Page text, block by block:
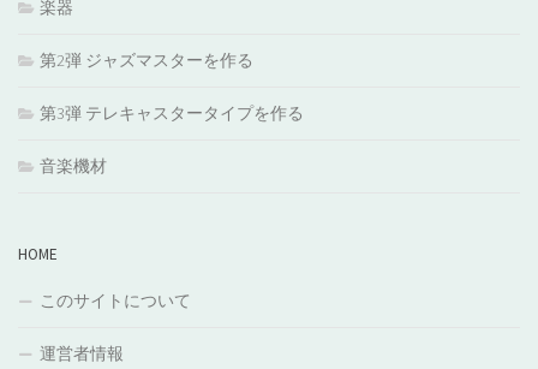
楽器
第2弾 ジャズマスターを作る
第3弾 テレキャスタータイプを作る
音楽機材
HOME
このサイトについて
運営者情報